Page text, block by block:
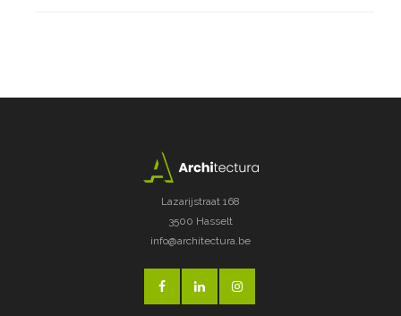
Lazarijstraat 168
3500 Hasselt
info@architectura.be